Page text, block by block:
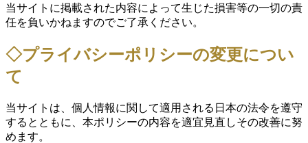
当サイトに掲載された内容によって生じた損害等の一切の責
任を負いかねますのでご了承ください。
◇プライバシーポリシーの変更につい
て
当サイトは、個人情報に関して適用される日本の法令を遵守
するとともに、本ポリシーの内容を適宜見直しその改善に努
めます。